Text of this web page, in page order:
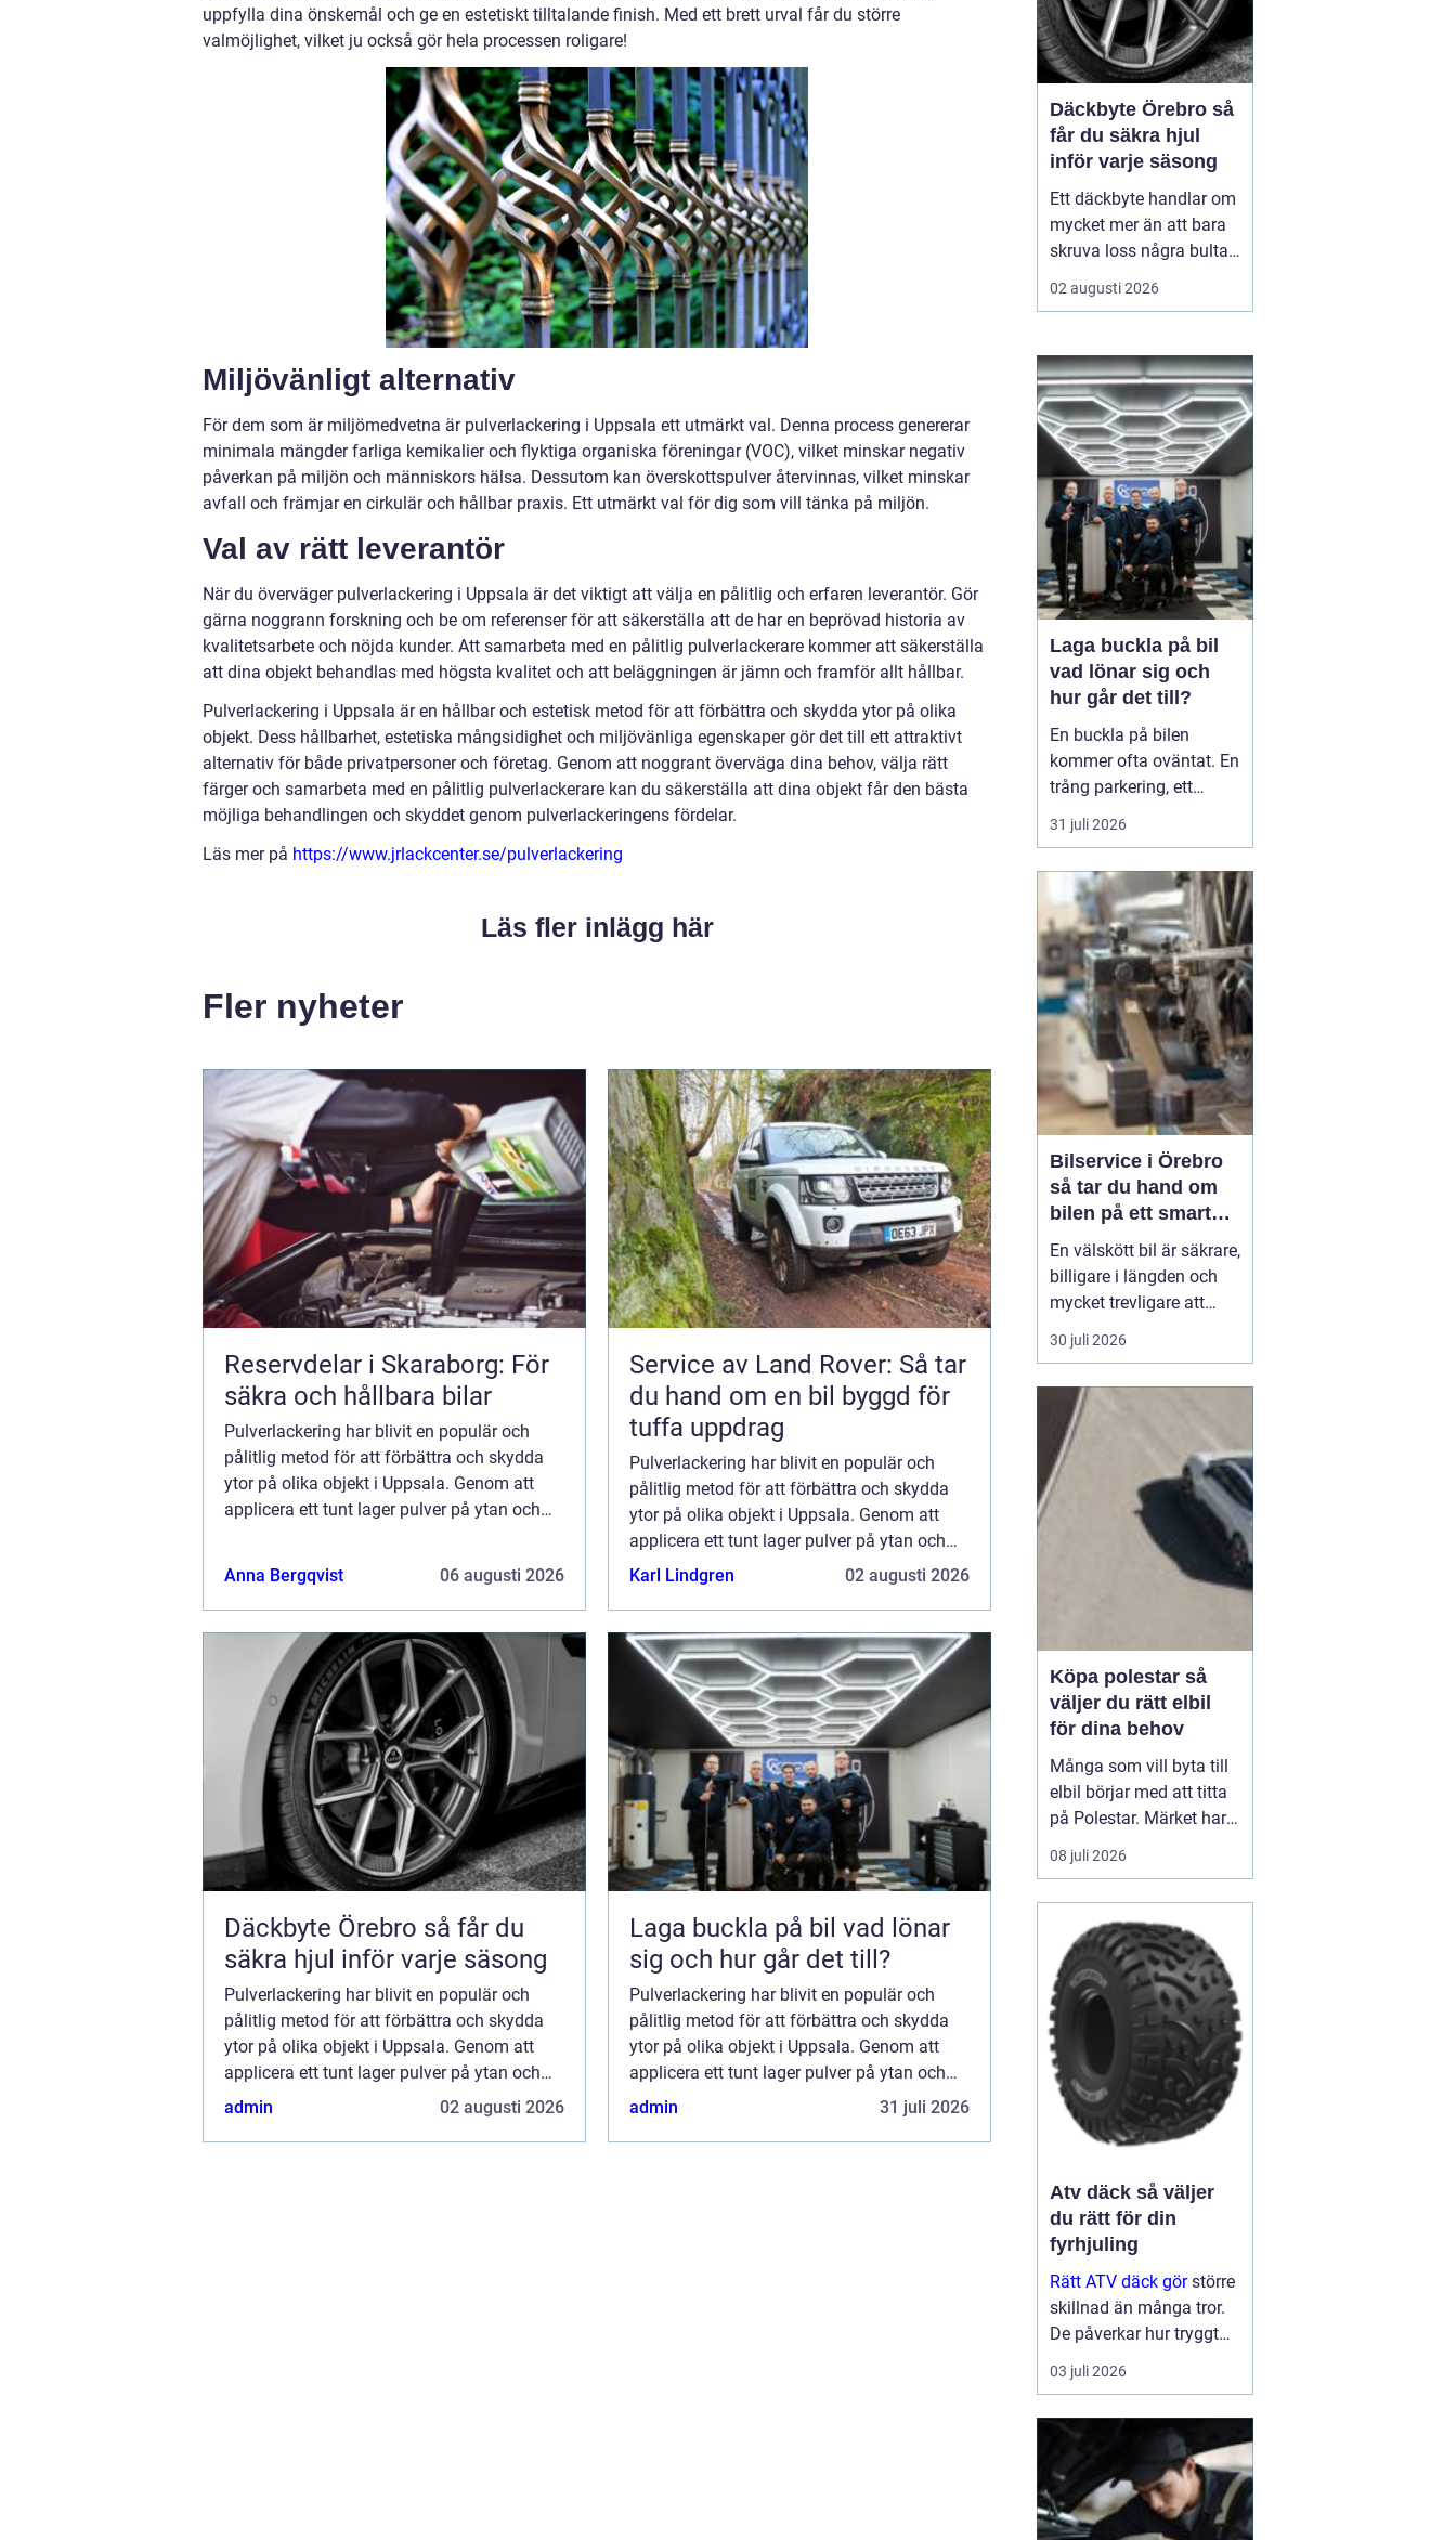
uppfylla dina önskemål och ge en estetiskt tilltalande finish. Med ett brett urval får du större
valmöjlighet, vilket ju också gör hela processen roligare!
Miljövänligt alternativ
För dem som är miljömedvetna är pulverlackering i Uppsala ett utmärkt val. Denna process genererar
minimala mängder farliga kemikalier och flyktiga organiska föreningar (VOC), vilket minskar negativ
påverkan på miljön och människors hälsa. Dessutom kan överskottspulver återvinnas, vilket minskar
avfall och främjar en cirkulär och hållbar praxis. Ett utmärkt val för dig som vill tänka på miljön.
Val av rätt leverantör
När du överväger pulverlackering i Uppsala är det viktigt att välja en pålitlig och erfaren leverantör. Gör
gärna noggrann forskning och be om referenser för att säkerställa att de har en beprövad historia av
kvalitetsarbete och nöjda kunder. Att samarbeta med en pålitlig pulverlackerare kommer att säkerställa
att dina objekt behandlas med högsta kvalitet och att beläggningen är jämn och framför allt hållbar.
Pulverlackering i Uppsala är en hållbar och estetisk metod för att förbättra och skydda ytor på olika
objekt. Dess hållbarhet, estetiska mångsidighet och miljövänliga egenskaper gör det till ett attraktivt
alternativ för både privatpersoner och företag. Genom att noggrant överväga dina behov, välja rätt
färger och samarbeta med en pålitlig pulverlackerare kan du säkerställa att dina objekt får den bästa
möjliga behandlingen och skyddet genom pulverlackeringens fördelar.
Läs mer på https://www.jrlackcenter.se/pulverlackering
Läs fler inlägg här
Fler nyheter
Reservdelar i Skaraborg: För
säkra och hållbara bilar
Pulverlackering har blivit en populär och
pålitlig metod för att förbättra och skydda
ytor på olika objekt i Uppsala. Genom att
applicera ett tunt lager pulver på ytan och
Anna Bergqvist
06 augusti 2026
Service av Land Rover: Så tar
du hand om en bil byggd för
tuffa uppdrag
Pulverlackering har blivit en populär och
pålitlig metod för att förbättra och skydda
ytor på olika objekt i Uppsala. Genom att
applicera ett tunt lager pulver på ytan och
sedan värmebehandla det skapas en h...
Karl Lindgren 02 augusti 2026
Däckbyte Örebro så får du
säkra hjul inför varje säsong
Pulverlackering har blivit en populär och
pålitlig metod för att förbättra och skydda
ytor på olika objekt i Uppsala. Genom att
applicera ett tunt lager pulver på ytan och
sedan värmebehandla det skapas en h...
admin 02 augusti 2026
Laga buckla på bil vad lönar
sig och hur går det till?
Pulverlackering har blivit en populär och
pålitlig metod för att förbättra och skydda
ytor på olika objekt i Uppsala. Genom att
applicera ett tunt lager pulver på ytan och
sedan värmebehandla det skapas en h...
admin 31 juli 2026
Däckbyte Örebro så
får du säkra hjul
inför varje säsong
Ett däckbyte handlar om
mycket mer än att bara
skruva loss några bultar.
För bilägare i Örebro kan
skillnaden mellan bra
tydligt när första
snöfallet kommer, eller
när sommarregnet gör
vägarna hala. Med rätt
kunskap om däck, da...
02 augusti 2026
Laga buckla på bil
vad lönar sig och
hur går det till?
En buckla på bilen
kommer ofta oväntat. En
trång parkering, ett
dörruppslag utanför
mataffären eller ett
Många blir osäkra direkt:
ska man anmäla till
försäkringen, åka till en
plåtverkstad eller går det
att fixa snabbt och smi...
31 juli 2026
Bilservice i Örebro
så tar du hand om
bilen på ett smart
sätt
En välskött bil är säkrare,
billigare i längden och
mycket trevligare att
köra. Trots det väntar
många bilägare i Örebro
och reparationer. I den
här artikeln får du en
enkel genomgång av
hu...
30 juli 2026
Köpa polestar så
väljer du rätt elbil
för dina behov
Många som vill byta till
elbil börjar med att titta
på Polestar. Märket har
blivit en symbol för
modern, elektrisk körning
hållbarhet går hand i
hand. Men hur vet du om
en Polestar passar dig,
och vilken modell som är
rätt val?...
08 juli 2026
Atv däck så väljer
du rätt för din
fyrhjuling
Rätt ATV däck görstörre
skillnad än många tror.
De påverkar hur tryggt
fyrhjulingen beter sig på
väg, hur effektivt den tar
och hur marken under
hjulen mår efteråt. Med
ge...
03 juli 2026